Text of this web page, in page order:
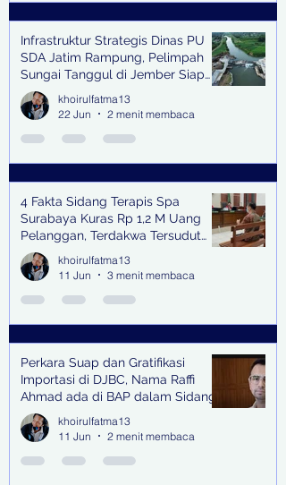
Infrastruktur Strategis Dinas PU
SDA Jatim Rampung, Pelimpah
Sungai Tanggul di Jember Siap
Bangkitkan Swasembada Pangan
dan Pengendali Banjir
khoirulfatma13
22 Jun
2 menit membaca
4 Fakta Sidang Terapis Spa
Surabaya Kuras Rp 1,2 M Uang
Pelanggan, Terdakwa Tersudut
oleh Keterangan Saksi Kunci
khoirulfatma13
11 Jun
3 menit membaca
Perkara Suap dan Gratifikasi
Importasi di DJBC, Nama Raffi
Ahmad ada di BAP dalam Sidang
khoirulfatma13
11 Jun
2 menit membaca